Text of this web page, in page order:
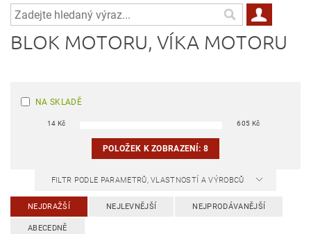
BLOK MOTORU, VÍKA MOTORU
NA SKLADĚ
14 Kč 605 Kč
POLOŽEK K ZOBRAZENÍ: 8
FILTR PODLE PARAMETRŮ, VLASTNOSTÍ A VÝROBCŮ
NEJDRAŽŠÍ NEJLEVNĚJŠÍ NEJPRODÁVANĚJŠÍ
ABECEDNĚ